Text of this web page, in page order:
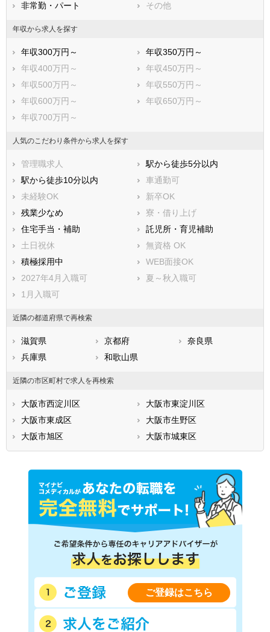
泉大津市
高槻市
貝塚市
八尾市
泉佐野市
富田林市
寝屋川市
河内長野市
松原市
大東市
和泉市
箕面市
羽曳野市
摂津市
藤井寺市
東大阪市
四條畷市
交野市
大阪狭山市
阪南市
三島郡島本町
豊能郡豊能町
泉北郡忠岡町
泉南郡熊取町
泉南郡田尻町
泉南郡岬町
南河内郡太子町
非常勤・パート
その他
年収から求人を探す
年収300万円～
年収350万円～
年収400万円～
年収450万円～
年収500万円～
年収550万円～
年収600万円～
年収650万円～
年収700万円～
人気のこだわり条件から求人を探す
管理職求人
駅から徒歩5分以内
駅から徒歩10分以内
車通勤可
未経験OK
新卒OK
残業少なめ
寮・借り上げ
住宅手当・補助
託児所・育児補助
土日祝休
無資格 OK
積極採用中
WEB面接OK
2027年4月入職可
夏～秋入職可
1月入職可
近隣の都道府県で再検索
滋賀県 京都府
奈良県
兵庫県
和歌山県
近隣の市区町村で求人を再検索
大阪市西淀川区
大阪市東淀川区
大阪市東成区
大阪市生野区
大阪市旭区
大阪市城東区
ご登録はこちら